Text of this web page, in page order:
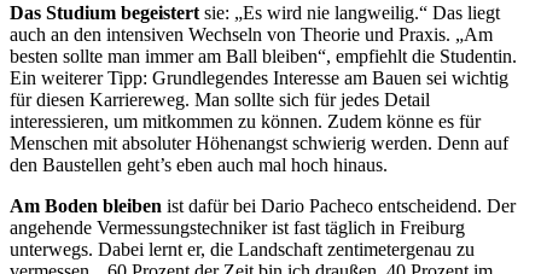
Das Studium begeistert sie: „Es wird nie langweilig.“ Das liegt
auch an den intensiven Wechseln von Theorie und Praxis. „Am
besten sollte man immer am Ball bleiben“, empfiehlt die Studentin.
Ein weiterer Tipp: Grundlegendes Interesse am Bauen sei wichtig
für diesen Karriereweg. Man sollte sich für jedes Detail
interessieren, um mitkommen zu können. Zudem könne es für
Menschen mit absoluter Höhenangst schwierig werden. Denn auf
den Baustellen geht’s eben auch mal hoch hinaus.
Am Boden bleiben ist dafür bei Dario Pacheco entscheidend. Der
angehende Vermessungstechniker ist fast täglich in Freiburg
unterwegs. Dabei lernt er, die Landschaft zentimetergenau zu